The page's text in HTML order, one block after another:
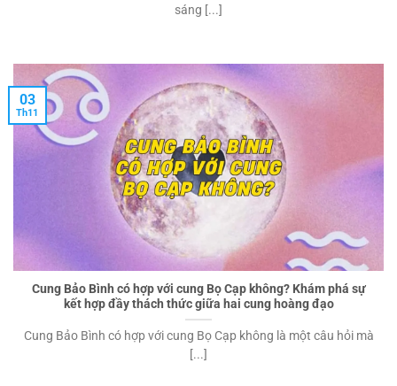
sáng [...]
Cung Bảo Bình có hợp với cung Bọ Cạp không? Khám phá sự
kết hợp đầy thách thức giữa hai cung hoàng đạo
Cung Bảo Bình có hợp với cung Bọ Cạp không là một câu hỏi mà
[...]
03
Th11